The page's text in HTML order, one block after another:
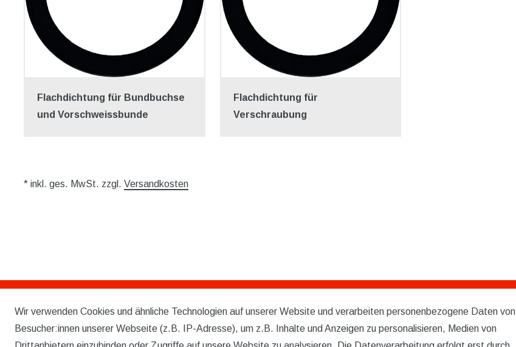
Flachdichtung für Bundbuchse
und Vorschweissbunde
Flachdichtung für
Verschraubung
* inkl. ges. MwSt. zzgl. Versandkosten
Rechtliches
AGB
Service
KONTAKT
Wir verwenden Cookies und ähnliche Technologien auf unserer Website und verarbeiten personenbezogene Daten von
Besucher:innen unserer Webseite (z.B. IP-Adresse), um z.B. Inhalte und Anzeigen zu personalisieren, Medien von